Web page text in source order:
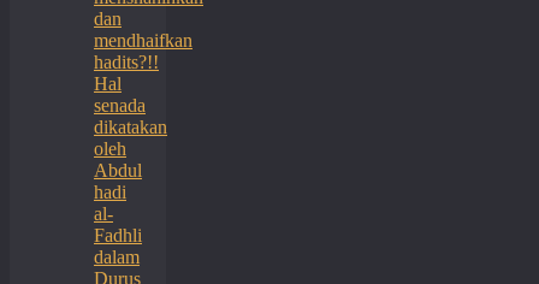
dan
mendhaifkan
hadits?!!
Hal
senada
dikatakan
oleh
Abdul
hadi
al-
Fadhli
dalam
Durus